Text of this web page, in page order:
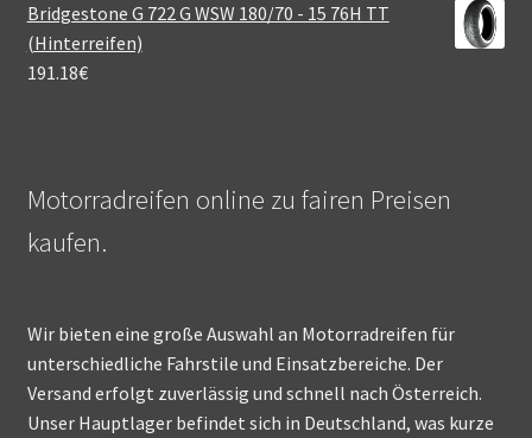
Bridgestone G 722 G WSW 180/70 - 15 76H TT
(Hinterreifen)
191.18€
Motorradreifen online zu fairen Preisen
kaufen.
Wir bieten eine große Auswahl an Motorradreifen für
unterschiedliche Fahrstile und Einsatzbereiche. Der
Versand erfolgt zuverlässig und schnell nach Österreich.
Unser Hauptlager befindet sich in Deutschland, was kurze